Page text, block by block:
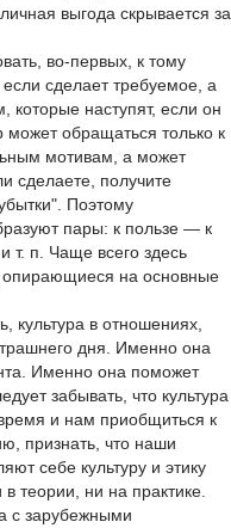
выгода скрывается за
во-первых, к тому
сделает требуемое, а
которые наступят, если он
обращаться только к
мотивам, а может
сделаете, получите
Поэтому
пары: к пользе — к
т. п. Чаще всего здесь
опирающиеся на основные
культура в отношениях,
дня. Именно она
Именно она поможет
забывать, что культура
и нам приобщиться к
признать, что наши
себе культуру и этику
теории, ни на практике.
с зарубежными